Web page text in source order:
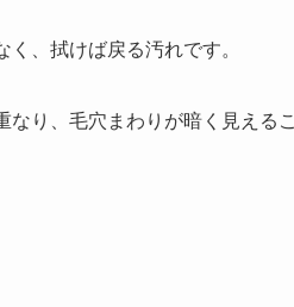
、拭けば戻る汚れです。
り、毛穴まわりが暗く見える